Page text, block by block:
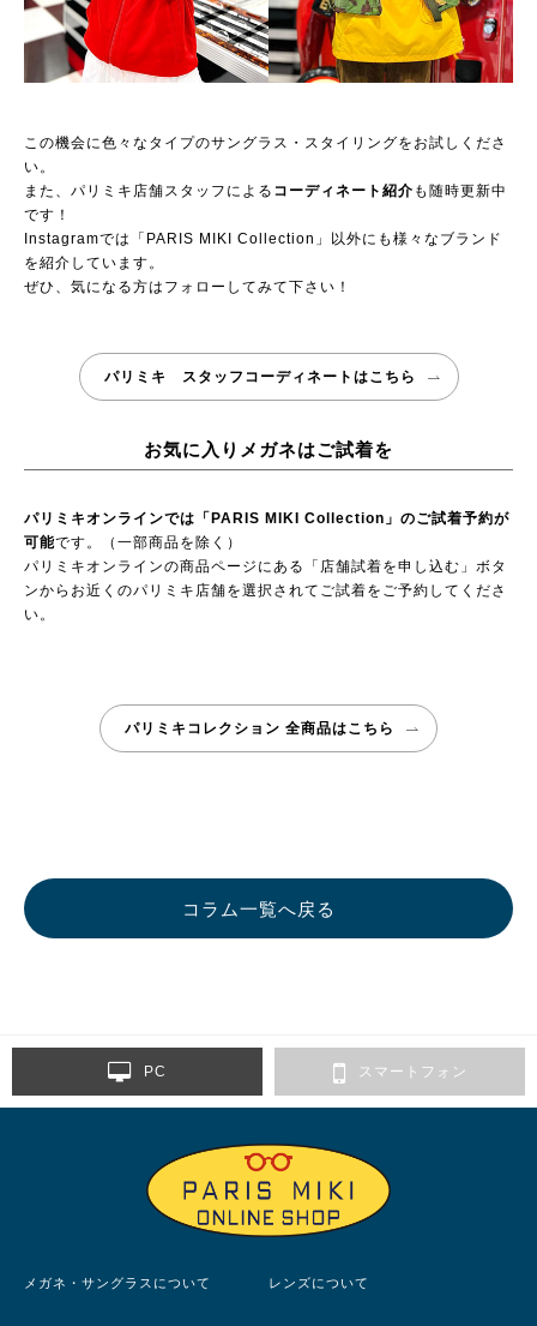
この機会に色々なタイプのサングラス・スタイリングをお試しくださ
い。
また、パリミキ店舗スタッフによる コーディネート紹介 も随時更新中
です！
Instagramでは「PARIS MIKI Collection」以外にも様々なブランド
を紹介しています。
ぜひ、気になる方はフォローしてみて下さい！
パリミキ スタッフコーディネートはこちら
お気に入りメガネはご試着を
パリミキオンラインでは「PARIS MIKI Collection」のご試着予約が
可能です。（一部商品を除く）
パリミキオンラインの商品ページにある「店舗試着を申し込む」ボタ
ンからお近くのパリミキ店舗を選択されてご試着をご予約してくださ
い。
パリミキコレクション 全商品はこちら
コラム一覧へ戻る
PC スマートフォン
メガネ・サングラスについて レンズについて